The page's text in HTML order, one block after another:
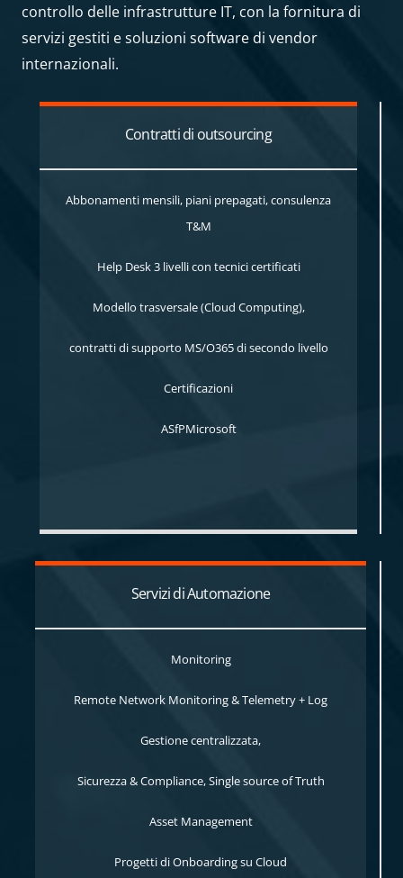
controllo delle infrastrutture IT, con la fornitura di
servizi gestiti e soluzioni software di vendor
internazionali.
Contratti di outsourcing
Abbonamenti mensili, piani prepagati, consulenza
T&M
Help Desk 3 livelli con tecnici certificati
Modello trasversale (Cloud Computing),
contratti di supporto MS/O365 di secondo livello
Certificazioni
ASfPMicrosoft
Servizi di Automazione
Monitoring
Remote Network Monitoring & Telemetry + Log
Gestione centralizzata,
Sicurezza & Compliance, Single source of Truth
Asset Management
Progetti di Onboarding su Cloud